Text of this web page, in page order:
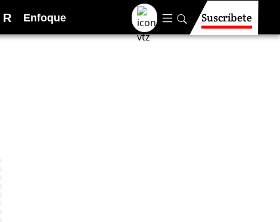
R Enfoque Suscríbete